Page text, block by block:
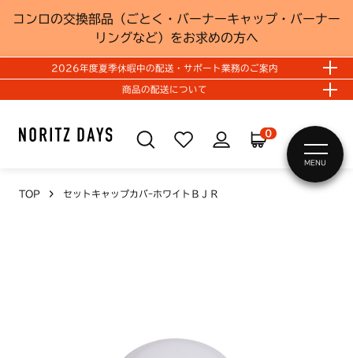
コンロの交換部品（ごとく・バーナーキャップ・バーナー
リングなど）をお求めの方へ
2026年度夏季休暇中の配送・サポート業務のご案内
商品の配送について
0
MENU
TOP セットキャップカバｰホワイトＢＪＲ